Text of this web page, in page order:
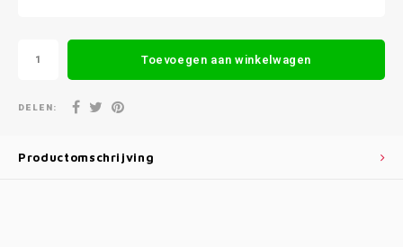
Toevoegen aan winkelwagen
DELEN:
Productomschrijving